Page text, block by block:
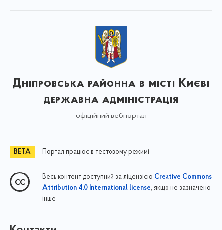
Дніпровська районна в місті Києві
державна адміністрація
офіційний вебпортал
Портал працює в тестовому режимі
Весь контент доступний за ліцензією Creative Commons
Attribution 4.0 International license, якщо не зазначено
інше